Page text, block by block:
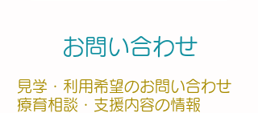
お問い合わせ
見学・利用希望のお問い合わせ
療育相談・支援内容の情報